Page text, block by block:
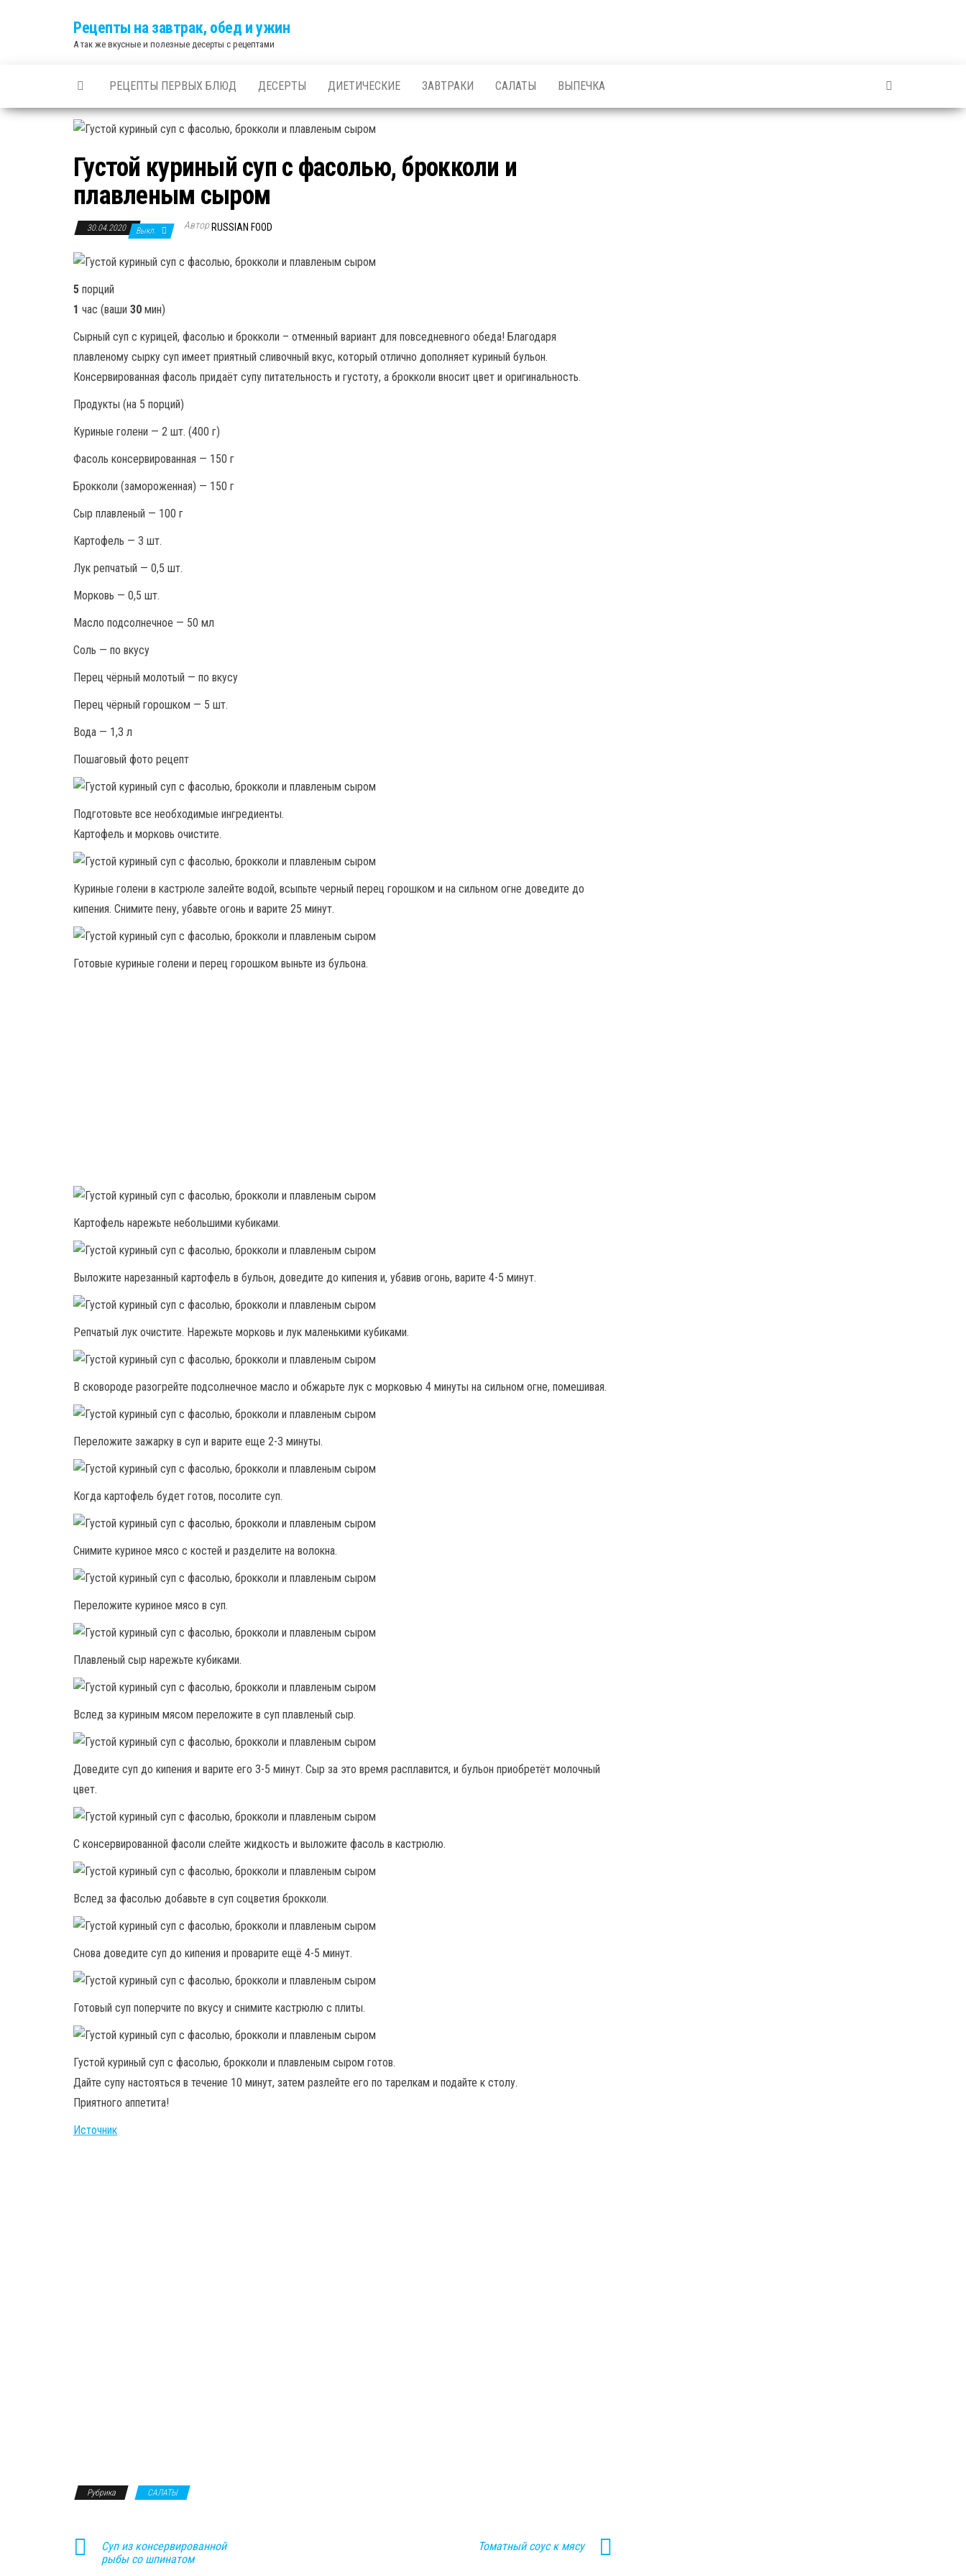
Рецепты на завтрак, обед и ужин
А так же вкусные и полезные десерты с рецептами
РЕЦЕПТЫ ПЕРВЫХ БЛЮД ДЕСЕРТЫ ДИЕТИЧЕСКИЕ ЗАВТРАКИ САЛАТЫ ВЫПЕЧКА
Густой куриный суп с фасолью, брокколи и
плавленым сыром
30.04.2020 Выкл. Автор RUSSIAN FOOD
5 порций
1 час (ваши 30 мин)
Сырный суп с курицей, фасолью и брокколи – отменный вариант для повседневного обеда! Благодаря
плавленому сырку суп имеет приятный сливочный вкус, который отлично дополняет куриный бульон.
Консервированная фасоль придаёт супу питательность и густоту, а брокколи вносит цвет и оригинальность.
Продукты (на 5 порций)
Куриные голени — 2 шт. (400 г)
Фасоль консервированная — 150 г
Брокколи (замороженная) — 150 г
Сыр плавленый — 100 г
Картофель — 3 шт.
Лук репчатый — 0,5 шт.
Морковь — 0,5 шт.
Масло подсолнечное — 50 мл
Соль — по вкусу
Перец чёрный молотый — по вкусу
Перец чёрный горошком — 5 шт.
Вода — 1,3 л
Пошаговый фото рецепт
Подготовьте все необходимые ингредиенты.
Картофель и морковь очистите.
Куриные голени в кастрюле залейте водой, всыпьте черный перец горошком и на сильном огне доведите до
кипения. Снимите пену, убавьте огонь и варите 25 минут.
Готовые куриные голени и перец горошком выньте из бульона.
Картофель нарежьте небольшими кубиками.
Выложите нарезанный картофель в бульон, доведите до кипения и, убавив огонь, варите 4-5 минут.
Репчатый лук очистите. Нарежьте морковь и лук маленькими кубиками.
В сковороде разогрейте подсолнечное масло и обжарьте лук с морковью 4 минуты на сильном огне, помешивая.
Переложите зажарку в суп и варите еще 2-3 минуты.
Когда картофель будет готов, посолите суп.
Снимите куриное мясо с костей и разделите на волокна.
Переложите куриное мясо в суп.
Плавленый сыр нарежьте кубиками.
Вслед за куриным мясом переложите в суп плавленый сыр.
Доведите суп до кипения и варите его 3-5 минут. Сыр за это время расплавится, и бульон приобретёт молочный
цвет.
С консервированной фасоли слейте жидкость и выложите фасоль в кастрюлю.
Вслед за фасолью добавьте в суп соцветия брокколи.
Снова доведите суп до кипения и проварите ещё 4-5 минут.
Готовый суп поперчите по вкусу и снимите кастрюлю с плиты.
Густой куриный суп с фасолью, брокколи и плавленым сыром готов.
Дайте супу настояться в течение 10 минут, затем разлейте его по тарелкам и подайте к столу.
Приятного аппетита!
Источник
Рубрика САЛАТЫ
Суп из консервированной
рыбы со шпинатом
Томатный соус к мясу